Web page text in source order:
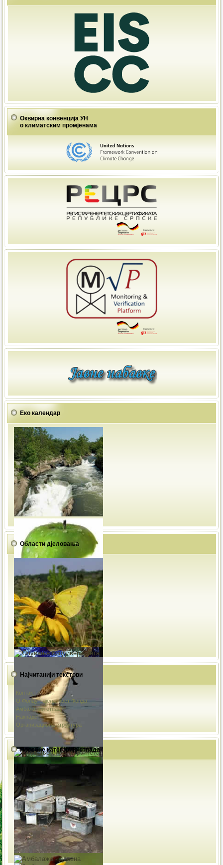
Оквирна конвенција УН
о климатским промјенама
Еко календар
Области дјеловања
Најчитанији текстови
Контакт
О Фонду - дјелатност Фонда
Амбалажни отпад
Накнаде
Организациона структура
Посебне категорије отпада